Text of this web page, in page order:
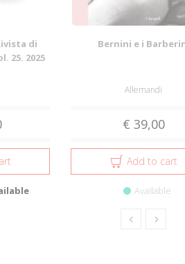
di
25. 2025
Bernini e i
Allemandi
€ 39,00
Add to cart
Available